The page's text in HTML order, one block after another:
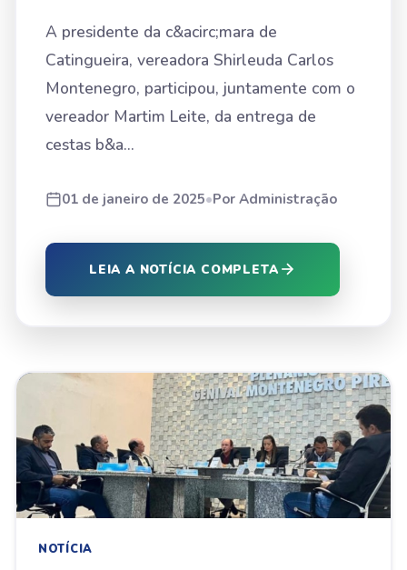
A presidente da c&acirc;mara de
Catingueira, vereadora Shirleuda Carlos
Montenegro, participou, juntamente com o
vereador Martim Leite, da entrega de
cestas b&a...
01 de janeiro de 2025•Por Administração
LEIA A NOTÍCIA COMPLETA
NOTÍCIA